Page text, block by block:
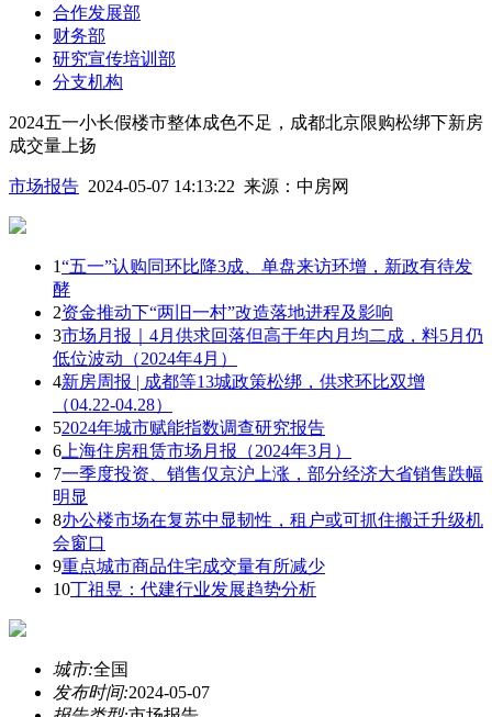
合作发展部
财务部
研究宣传培训部
分支机构
2024五一小长假楼市整体成色不足，成都北京限购松绑下新房
成交量上扬
市场报告 2024-05-07 14:13:22 来源： 中房网
1“五一”认购同环比降3成、单盘来访环增，新政有待发
酵
2资金推动下“两旧一村”改造落地进程及影响
3市场月报｜4月供求回落但高于年内月均二成，料5月仍
低位波动（2024年4月）
4新房周报 | 成都等13城政策松绑，供求环比双增
（04.22-04.28）
52024年城市赋能指数调查研究报告
6 上海住房租赁市场月报（2024年3月）
7一季度投资、销售仅京沪上涨，部分经济大省销售跌幅
明显
8办公楼市场在复苏中显韧性，租户或可抓住搬迁升级机
会窗口
9重点城市商品住宅成交量有所减少
10丁祖昱：代建行业发展趋势分析
城市:全国
发布时间:2024-05-07